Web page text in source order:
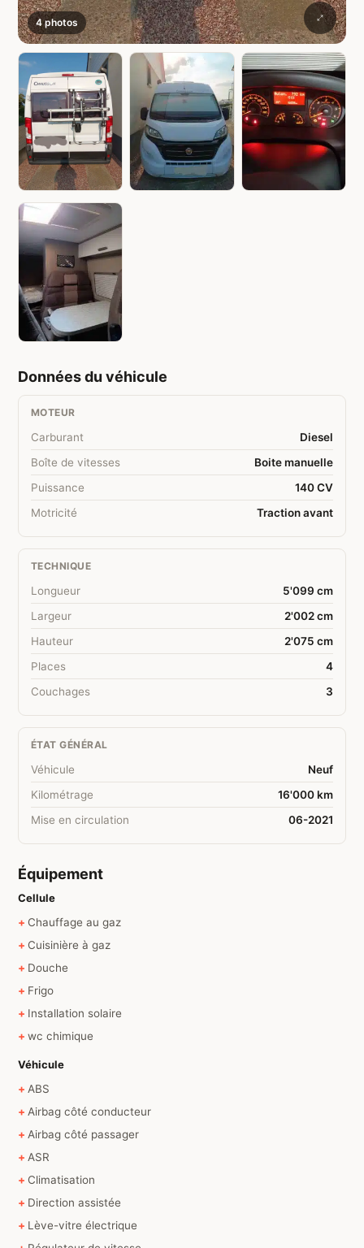
4 photos
Données du véhicule
MOTEUR
Carburant
Diesel
Boîte de vitesses
Boite manuelle
Puissance
140 CV
Motricité
Traction avant
TECHNIQUE
Longueur
5'099 cm
Largeur
2'002 cm
Hauteur
2'075 cm
Places
4
Couchages
3
ÉTAT GÉNÉRAL
Véhicule
Neuf
Kilométrage
16'000 km
Mise en circulation
06-2021
Équipement
Cellule
Chauffage au gaz
Cuisinière à gaz
Douche
Frigo
Installation solaire
wc chimique
Véhicule
ABS
Airbag côté conducteur
Airbag côté passager
ASR
Climatisation
Direction assistée
Lève-vitre électrique